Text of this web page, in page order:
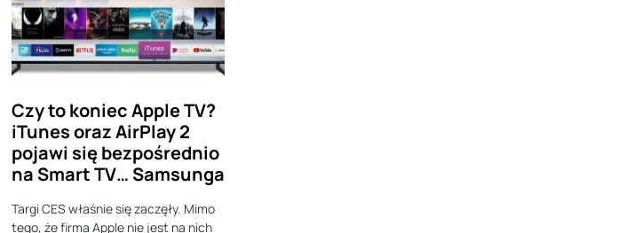
Czy to koniec Apple TV?
iTunes oraz AirPlay 2
pojawi się bezpośrednio
na Smart TV… Samsunga
Targi CES właśnie się zaczęły. Mimo
tego, że firma Apple nie jest na nich